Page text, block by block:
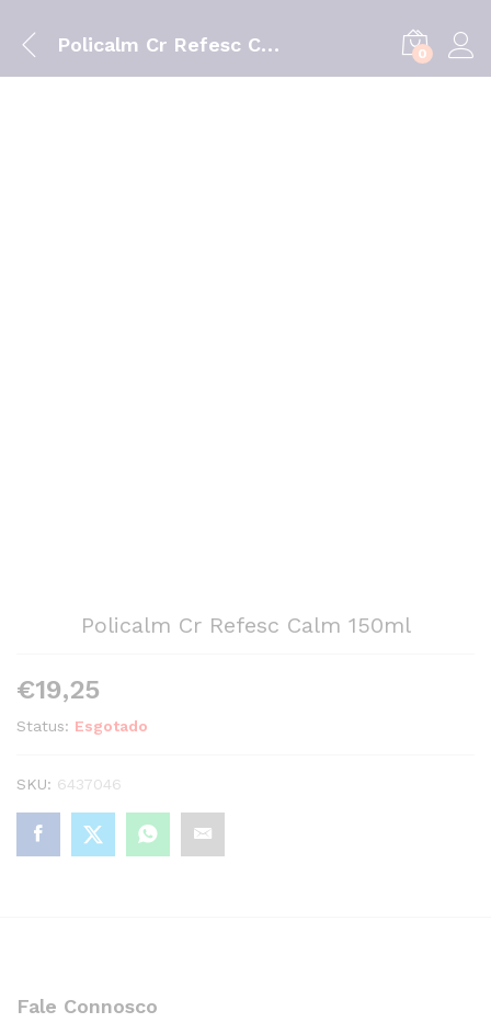
Policalm Cr Refesc Calm 150ml 0
Policalm Cr Refesc Calm 150ml
€19,25
Status: Esgotado
SKU: 6437046
Fale Connosco